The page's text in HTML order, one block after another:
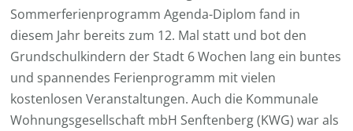
Sommerferienprogramm Agenda-Diplom fand in
diesem Jahr bereits zum 12. Mal statt und bot den
Grundschulkindern der Stadt 6 Wochen lang ein buntes
und spannendes Ferienprogramm mit vielen
kostenlosen Veranstaltungen. Auch die Kommunale
Wohnungsgesellschaft mbH Senftenberg (KWG) war als